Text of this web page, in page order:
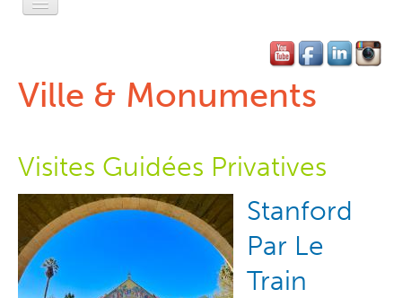
L'Esprit Privé
L'Esprit Libre
L'Esprit Pratique
L'Esprit SF
Contact-Réservation
Ville & Monuments
Visites Guidées Privatives
Stanford
Par Le
Train